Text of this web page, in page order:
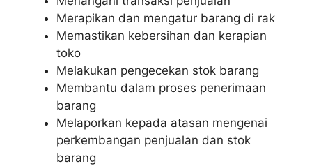
Merapikan dan mengatur barang di rak
Memastikan kebersihan dan kerapian
toko
Melakukan pengecekan stok barang
Membantu dalam proses penerimaan
barang
Melaporkan kepada atasan mengenai
perkembangan penjualan dan stok
barang